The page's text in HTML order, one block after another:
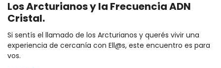
Los Arcturianos y la Frecuencia ADN
Cristal.
Si sentís el llamado de los Arcturianos y querés vivir una
experiencia de cercanía con Ell@s, este encuentro es para
vos.